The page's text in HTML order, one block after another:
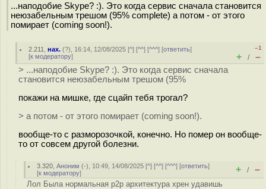
...наподобие Skype? :). Это когда сервис сначала становится
неюзабельным трешом (95% complete) а потом - от этого
помирает (coming soon!).
2.211 ,нах. (?), 16:14, 12/08/2025 [^] [^^] [^^^] [ответить]
[к модератору]
–1
+ / –
> ...наподобие Skype? :). Это когда сервис сначала
становится неюзабельным трешом (95%
покажи на мишке, где сцайп тебя трогал?
> а потом - от этого помирает (coming soon!).
вообще-то с разморозочкой, конечно. Но помер он вообще-
то от совсем другой болезни.
3.320 ,Аноним (-), 10:49, 14/08/2025 [^] [^^] [^^^] [ответить]
[к модератору] + / –
Лол Была нормальная p2p архитектура хрен удавишь